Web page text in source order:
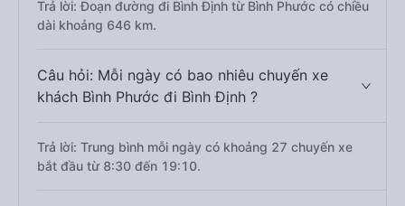
Trả lời: Đoạn đường đi Bình Định từ Bình Phước có chiều
dài khoảng 646 km.
Câu hỏi: Mỗi ngày có bao nhiêu chuyến xe
khách Bình Phước đi Bình Định ?
Trả lời: Trung bình mỗi ngày có khoảng 27 chuyến xe
bắt đầu từ 8:30 đến 19:10.